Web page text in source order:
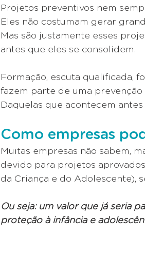
Projetos preventivos nem
Eles não costumam gerar
Mas são justamente esses
antes que eles se consolidem.
Formação, escuta qualificada,
fazem parte de uma prevenção
Daquelas que acontecem
Como empresas
Muitas empresas não sabem,
devido para projetos
da Criança e do Adolescente),
Ou seja: um valor que já seria
proteção à infância e